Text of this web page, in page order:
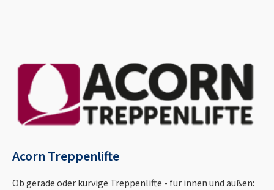
Acorn Treppenlifte
Ob gerade oder kurvige Treppenlifte - für innen und außen: